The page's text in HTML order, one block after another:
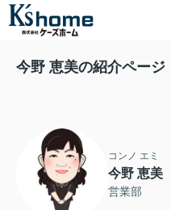
今野 恵美の紹介ページ
コンノ エミ
今野 恵美
営業部